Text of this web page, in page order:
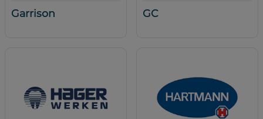
Garrison GC